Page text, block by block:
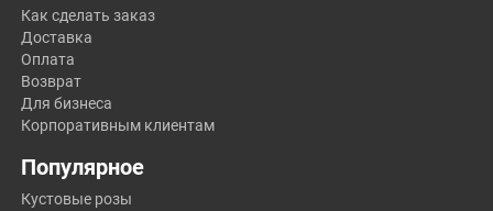
Как сделать заказ
Доставка
Оплата
Возврат
Для бизнеса
Корпоративным клиентам
Популярное
Кустовые розы